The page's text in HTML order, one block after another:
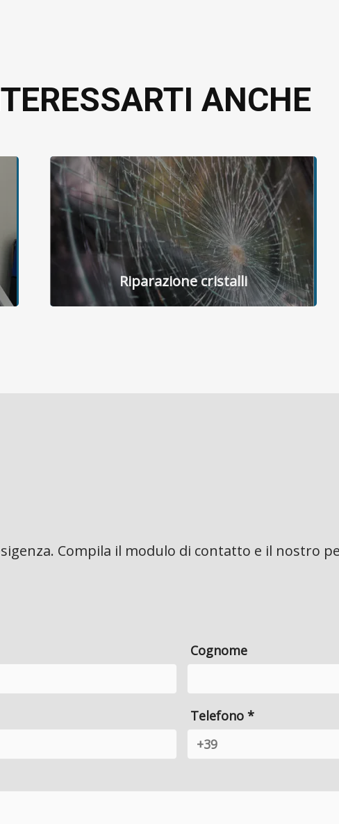
ANCHE
Riparazione cristalli
Compila il modulo di contatto e il nostro
Cognome
Telefono *